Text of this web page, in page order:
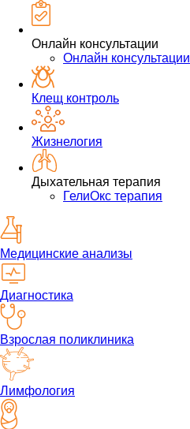
Онлайн консультации
Онлайн консультации
Клещ контроль
Жизнелогия
Дыхательная терапия
ГелиОкс терапия
Медицинские анализы
Диагностика
Взрослая поликлиника
Лимфология